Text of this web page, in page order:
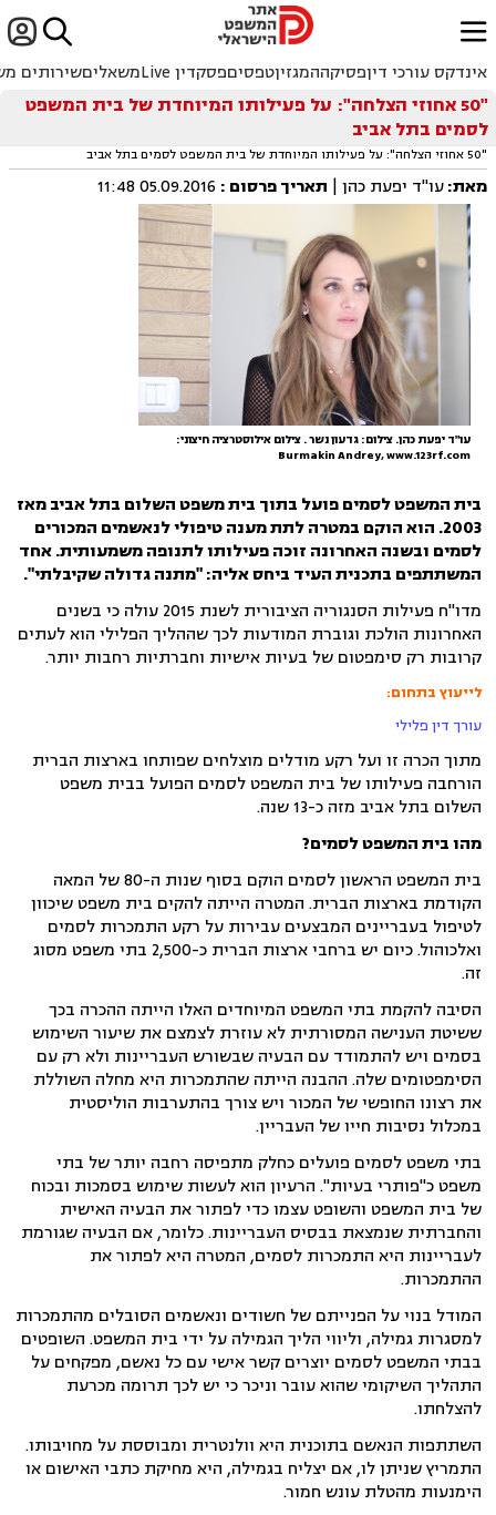

ﱐ
אינדקס עורכי דיןפסיקההמגזיןטפסיםפסקדין Live משאליםשירותים
"50 אחוזי הצלחה": על פעילותו המיוחדת של בית המשפט
לסמים בתל אביב
"50 אחוזי הצלחה": על פעילותו המיוחדת של בית המשפט לסמים בתל אביב
מאת:עו"ד יפעת כהן | תאריך פרסום :
05.09.2016 11:48
עו"ד יפעת כהן. צילום: גדעון נשר . צילום אילוסטרציה חיצוני:
Burmakin Andrey, www.123rf.com
בית המשפט לסמים פועל בתוך בית משפט השלום בתל אביב מאז
2003. הוא הוקם במטרה לתת מענה טיפולי לנאשמים המכורים
לסמים ובשנה האחרונה זוכה פעילותו לתנופה משמעותית. אחד
המשתתפים בתכנית העיד ביחס אליה: "מתנה גדולה שקיבלתי".
מדו"ח פעילות הסנגוריה הציבורית לשנת 2015 עולה כי בשנים
האחרונות הולכת וגוברת המודעות לכך שההליך הפלילי הוא לעתים
קרובות רק סימפטום של בעיות אישיות וחברתיות רחבות יותר.
לייעוץ בתחום:
עורך דין פלילי
מתוך הכרה זו ועל רקע מודלים מוצלחים שפותחו בארצות הברית
הורחבה פעילותו של בית המשפט לסמים הפועל בבית משפט
השלום בתל אביב מזה כ-13 שנה.
מהו בית המשפט לסמים?
בית המשפט הראשון לסמים הוקם בסוף שנות ה-80 של המאה
הקודמת בארצות הברית. המטרה הייתה להקים בית משפט שיכוון
לטיפול בעבריינים המבצעים עבירות על רקע התמכרות לסמים
ואלכוהול. כיום יש ברחבי ארצות הברית כ-2,500 בתי משפט מסוג
זה.
הסיבה להקמת בתי המשפט המיוחדים האלו הייתה ההכרה בכך
ששיטת הענישה המסורתית לא עוזרת לצמצם את שיעור השימוש
בסמים ויש להתמודד עם הבעיה שבשורש העבריינות ולא רק עם
הסימפטומים שלה. ההבנה הייתה שהתמכרות היא מחלה השוללת
את רצונו החופשי של המכור ויש צורך בהתערבות הוליסטית
במכלול נסיבות חייו של העבריין.
בתי משפט לסמים פועלים כחלק מתפיסה רחבה יותר של בתי
משפט כ"פותרי בעיות". הרעיון הוא לעשות שימוש בסמכות ובכוח
של בית המשפט והשופט עצמו כדי לפתור את הבעיה האישית
והחברתית שנמצאת בבסיס העבריינות. כלומר, אם הבעיה שגורמת
לעבריינות היא התמכרות לסמים, המטרה היא לפתור את
ההתמכרות.
המודל בנוי על הפנייתם של חשודים ונאשמים הסובלים מהתמכרות
למסגרות גמילה, וליווי הליך הגמילה על ידי בית המשפט. השופטים
בבתי המשפט לסמים יוצרים קשר אישי עם כל נאשם, מפקחים על
התהליך השיקומי שהוא עובר וניכר כי יש לכך תרומה מכרעת
להצלחתו.
השתתפות הנאשם בתוכנית היא וולנטרית ומבוססת על מחויבותו.
התמריץ שניתן לו, אם יצליח בגמילה, היא מחיקת כתבי האישום או
הימנעות מהטלת עונש חמור.